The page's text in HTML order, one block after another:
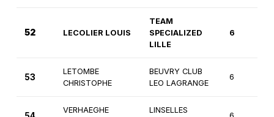
52 LECOLIER LOUIS
TEAM
SPECIALIZED
LILLE
6
53
LETOMBE
CHRISTOPHE
BEUVRY CLUB
LEO LAGRANGE
6
VERHAEGHE LINSELLES